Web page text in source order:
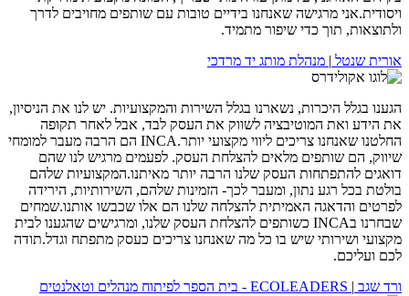
ויסודית.אני מרגישה שאנחנו בידיים טובות עם שותפים מחויבים לדרך
ולתוצאות, תוך כדי שיפור מתמיד.
אורית שנטל | מנהלת מותג יד מרדכי
הגענו בגלל היכרות, נשארנו בגלל השירות והמקצועיות. יש לנו את הניסיון,
את הידע ואת המוטיבציה לשווק את העסק לבד, אבל לאחר תקופה
החלטנו שאנחנו צריכים ליווי מקצועי יותר.INCA הם הרבה מעבר למומחי
שיווק, הם שותפים מלאים להצלחת העסק. לפעמים מרגיש לנו שהם
דואגים להתפתחות העסק שלנו הרבה יותר מאיתנו.המקצועיות שלהם
בולטת בכל רגע נתון, ומעבר לכך- הזמינות שלהם, השירותיות, הירידה
לפרטים והדאגה האמיתית להצלחה שלנו הם אלו שכבשו אותנו.שמחים
שבחרנו בINCA כשותפים להצלחת העסק שלנו, ומרגישים שהגענו לבית
מקצועי ושירותי שיש בו כל מה שאנחנו צריכים כעסק מתפתח וגדל.תודה
לכם ועליכם.
ורד שגב |